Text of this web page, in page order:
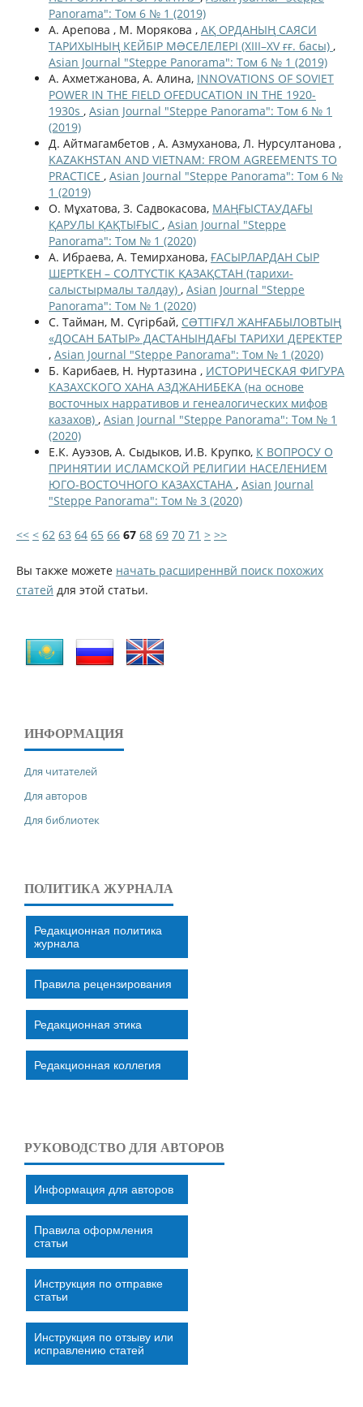
Panorama": Том 6 № 1 (2019)
А. Арепова , М. Морякова , АҚ ОРДАНЫҢ САЯСИ
ТАРИХЫНЫҢ КЕЙБІР МƏСЕЛЕЛЕРІ (XIII–XV ғғ. басы) ,
Asian Journal "Steppe Panorama": Том 6 № 1 (2019)
А. Ахметжанова, А. Алина, INNOVATIONS OF SOVIET
POWER IN THE FIELD OFEDUCATION IN THE 1920-
1930s , Asian Journal "Steppe Panorama": Том 6 № 1
(2019)
Д. Айтмагамбетов , А. Азмуханова, Л. Нурсултанова ,
KAZAKHSTAN AND VIETNAM: FROM AGREEMENTS TO
PRACTICE , Asian Journal "Steppe Panorama": Том 6 №
1 (2019)
О. Мұхатова, З. Садвокасова, МАҢҒЫСТАУДАҒЫ
ҚАРУЛЫ ҚАҚТЫҒЫС , Asian Journal "Steppe
Panorama": Том № 1 (2020)
А. Ибраева, А. Темирханова, ҒАСЫРЛАРДАН СЫР
ШЕРТКЕН – СОЛТҮСТІК ҚАЗАҚСТАН (тарихи-
салыстырмалы талдау) , Asian Journal "Steppe
Panorama": Том № 1 (2020)
С. Тайман, М. Сүгірбай, СƏТТІҒҰЛ ЖАНҒАБЫЛОВТЫҢ
«ДОСАН БАТЫР» ДАСТАНЫНДАҒЫ ТАРИХИ ДЕРЕКТЕР
, Asian Journal "Steppe Panorama": Том № 1 (2020)
Б. Карибаев, Н. Нуртазина , ИСТОРИЧЕСКАЯ ФИГУРА
КАЗАХСКОГО ХАНА АЗДЖАНИБЕКА (на основе
восточных нарративов и генеалогических мифов
казахов) , Asian Journal "Steppe Panorama": Том № 1
(2020)
Е.К. Ауэзов, А. Сыдыков, И.В. Крупко, К ВОПРОСУ О
ПРИНЯТИИ ИСЛАМСКОЙ РЕЛИГИИ НАСЕЛЕНИЕМ
ЮГО-ВОСТОЧНОГО КАЗАХСТАНА , Asian Journal
"Steppe Panorama": Том № 3 (2020)
<< < 62 63 64 65 66 67 68 69 70 71 > >>
Вы также можете начать расширеннвй поиск похожих
статей для этой статьи.
ИНФОРМАЦИЯ
Для читателей
Для авторов
Для библиотек
ПОЛИТИКА ЖУРНАЛА
Редакционная политика
журнала
Правила рецензирования
Редакционная этика
Редакционная коллегия
РУКОВОДСТВО ДЛЯ АВТОРОВ
Информация для авторов
Правила оформления
статьи
Инструкция по отправке
статьи
Инструкция по отзыву или
исправлению статей